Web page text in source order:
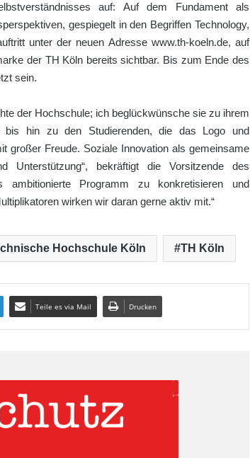
auf: Auf dem Fundament als
gespiegelt in den Begriffen Technology,
unter der neuen Adresse www.th-koeln.de, auf
der TH Köln bereits sichtbar. Bis zum Ende des
sein.
der Hochschule; ich beglückwünsche sie zu ihrem
bis hin zu den Studierenden, die das Logo und
großer Freude. Soziale Innovation als gemeinsame
bekräftigt die Vorsitzende des
Programm zu konkretisieren und
wirken wir daran gerne aktiv mit.“
Hochschule Köln TH Köln
Teile es via Mail Drucken